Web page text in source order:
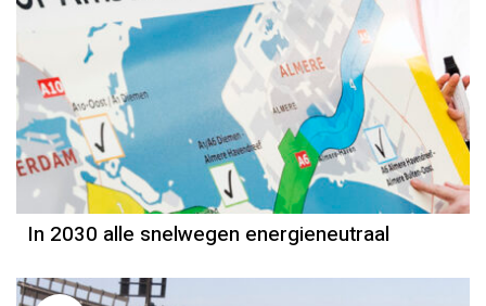
In 2030 alle snelwegen energieneutraal